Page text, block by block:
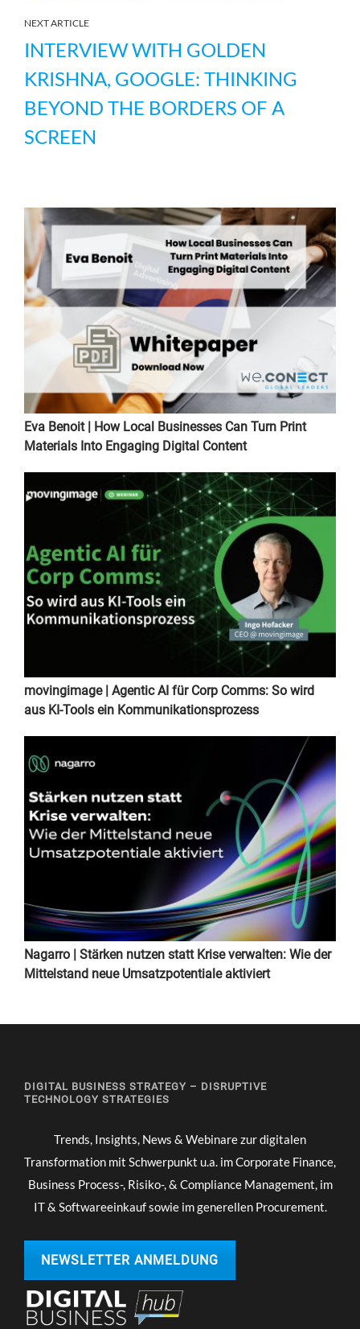
NEXT ARTICLE
INTERVIEW WITH GOLDEN
KRISHNA, GOOGLE: THINKING
BEYOND THE BORDERS OF A
SCREEN
Eva Benoit | How Local Businesses Can Turn Print
Materials Into Engaging Digital Content
movingimage | Agentic AI für Corp Comms: So wird
aus KI-Tools ein Kommunikationsprozess
Nagarro | Stärken nutzen statt Krise verwalten: Wie der
Mittelstand neue Umsatzpotentiale aktiviert
DIGITAL BUSINESS STRATEGY – DISRUPTIVE
TECHNOLOGY STRATEGIES
Trends, Insights, News & Webinare zur digitalen
Transformation mit Schwerpunkt u.a. im Corporate Finance,
Business Process-, Risiko-, & Compliance Management, im
IT & Softwareeinkauf sowie im generellen Procurement.
NEWSLETTER ANMELDUNG